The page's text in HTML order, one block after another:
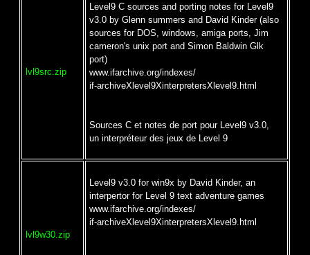
lvl9src.zip
Level9 C sources and porting notes for Level9
v3.0 by Glenn summers and David Kinder (also
sources for DOS, windows, amiga ports, Jim
cameron's unix port and Simon Baldwin Glk
port)
www.ifarchive.org/indexes/
if-archiveXlevel9XinterpretersXlevel9.html
Sources C et notes de port pour Level9 v3.0,
un interpréteur des jeux de Level 9
lvl9w30.zip
Level9 v3.0 for win9x by David Kinder, an
interpertor for Level 9 text adventure games
www.ifarchive.org/indexes/
if-archiveXlevel9XinterpretersXlevel9.html